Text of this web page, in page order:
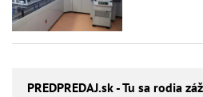
PREDPREDAJ.sk - Tu sa rodia